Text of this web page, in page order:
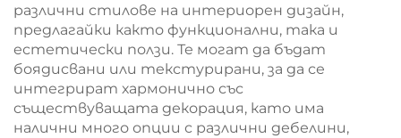
различни стилове на интериорен дизайн,
предлагайки както функционални, така и
естетически ползи. Те могат да бъдат
боядисвани или текстурирани, за да се
интегрират хармонично със
съществуващата декорация, като има
налични много опции с различни дебелини,